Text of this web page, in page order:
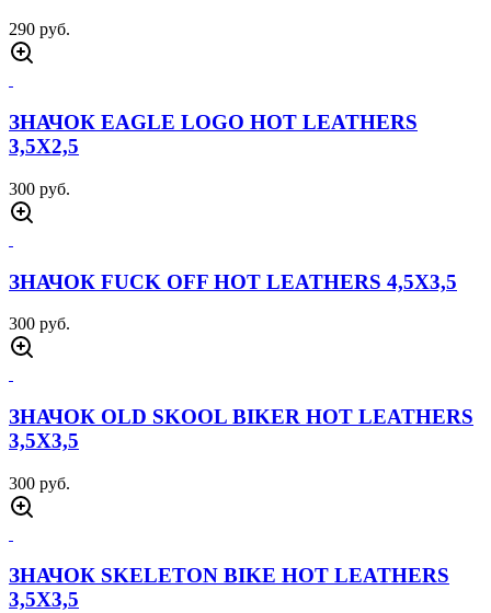
290 руб.
ЗНАЧОК EAGLE LOGO HOT LEATHERS
3,5Х2,5
300 руб.
ЗНАЧОК FUCK OFF HOT LEATHERS 4,5Х3,5
300 руб.
ЗНАЧОК OLD SKOOL BIKER HOT LEATHERS
3,5Х3,5
300 руб.
ЗНАЧОК SKELETON BIKE HOT LEATHERS
3,5Х3,5